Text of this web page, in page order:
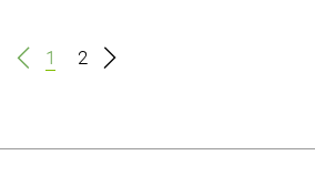
1 2